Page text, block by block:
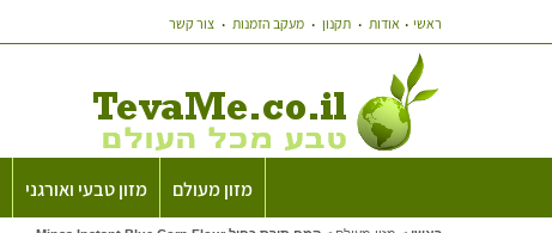
ראשי אודות תקנון מעקב הזמנות צור קשר
מזון מעולם מזון טבעי ואורגני